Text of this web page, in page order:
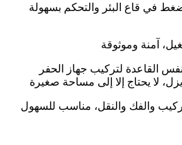
في قاع البئر والتحكم بسهولة
القاعدة لتركيب جهاز الحفر
لا يحتاج إلا إلى مساحة صغيرة
والفك والنقل، مناسب للسهول